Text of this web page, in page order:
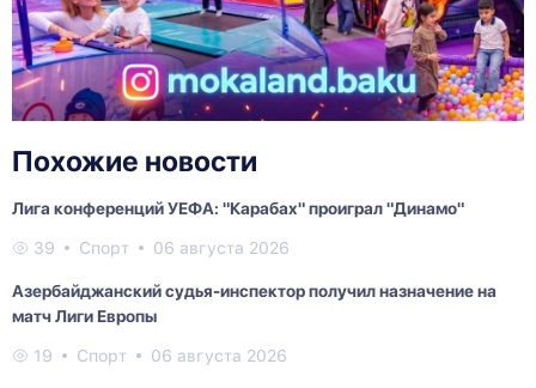
Похожие новости
Лига конференций УЕФА: "Карабах" проиграл "Динамо"
39 Спорт 06 августа 2026
Азербайджанский судья-инспектор получил назначение на
матч Лиги Европы
19 Спорт 06 августа 2026